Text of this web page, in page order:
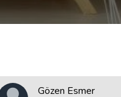
Gözen Esmer